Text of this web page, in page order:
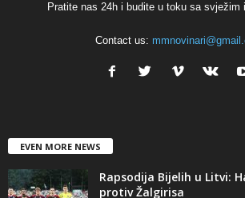
Pratite nas 24h i budite u toku sa svježim
Contact us:
EVEN MORE NEWS
Rapsodija Bijelih u Litvi:
protiv Žalgirisa